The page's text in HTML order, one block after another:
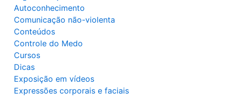
Autoconhecimento
Comunicação não-violenta
Conteúdos
Controle do Medo
Cursos
Dicas
Exposição em vídeos
Expressões corporais e faciais